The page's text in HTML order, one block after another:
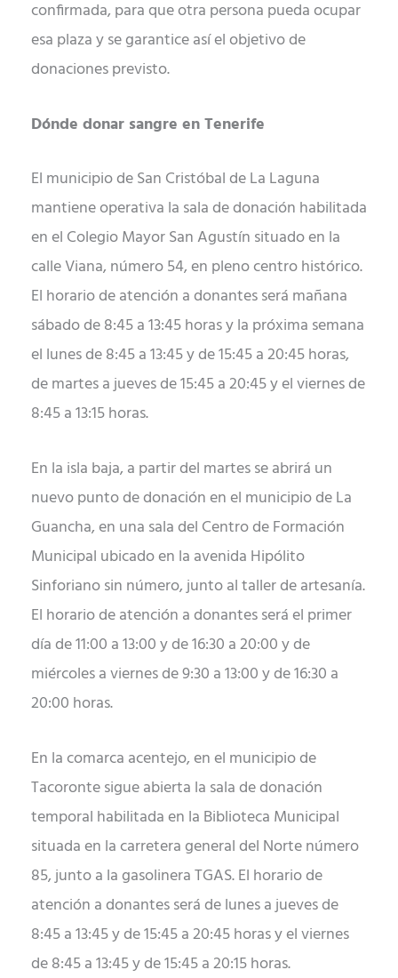
confirmada, para que otra persona pueda ocupar
esa plaza y se garantice así el objetivo de
donaciones previsto.
Dónde donar sangre en Tenerife
El municipio de San Cristóbal de La Laguna
mantiene operativa la sala de donación habilitada
en el Colegio Mayor San Agustín situado en la
calle Viana, número 54, en pleno centro histórico.
El horario de atención a donantes será mañana
sábado de 8:45 a 13:45 horas y la próxima semana
el lunes de 8:45 a 13:45 y de 15:45 a 20:45 horas,
de martes a jueves de 15:45 a 20:45 y el viernes de
8:45 a 13:15 horas.
En la isla baja, a partir del martes se abrirá un
nuevo punto de donación en el municipio de La
Guancha, en una sala del Centro de Formación
Municipal ubicado en la avenida Hipólito
Sinforiano sin número, junto al taller de artesanía.
El horario de atención a donantes será el primer
día de 11:00 a 13:00 y de 16:30 a 20:00 y de
miércoles a viernes de 9:30 a 13:00 y de 16:30 a
20:00 horas.
En la comarca acentejo, en el municipio de
Tacoronte sigue abierta la sala de donación
temporal habilitada en la Biblioteca Municipal
situada en la carretera general del Norte número
85, junto a la gasolinera TGAS. El horario de
atención a donantes será de lunes a jueves de
8:45 a 13:45 y de 15:45 a 20:45 horas y el viernes
de 8:45 a 13:45 y de 15:45 a 20:15 horas.